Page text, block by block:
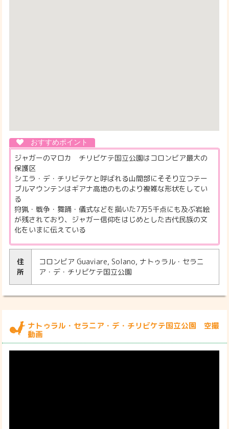
ジャガーのマロカ チリビケテ国立公園はコロンビア最大の
保護区
シエラ・デ・チリビテケと呼ばれる山間部にそそり立つテー
ブルマウンテンはギアナ高地のものより複雑な形状をしてい
る
狩猟・戦争・舞踊・儀式などを描いた7万5千点にも及ぶ岩絵
が残されており、ジャガー信仰をはじめとした古代民族の文
化をいまに伝えている
住
所
コロンビア Guaviare, Solano, ナトゥラル・セラニ
ア・デ・チリビケテ国立公園
ナトゥラル・セラニア・デ・チリビケテ国立公園 空撮
動画